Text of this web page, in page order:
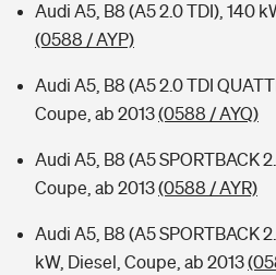
Audi A5, B8 (A5 2.0 TDI), 140
(0588 / AYP)
Audi A5, B8 (A5 2.0 TDI
Coupe, ab 2013(0588 / AYQ)
Audi A5, B8 (A5 SPORTBACK
Coupe, ab 2013(0588 / AYR)
Audi A5, B8 (A5 SPORTBACK
kW, Diesel, Coupe, ab 2013